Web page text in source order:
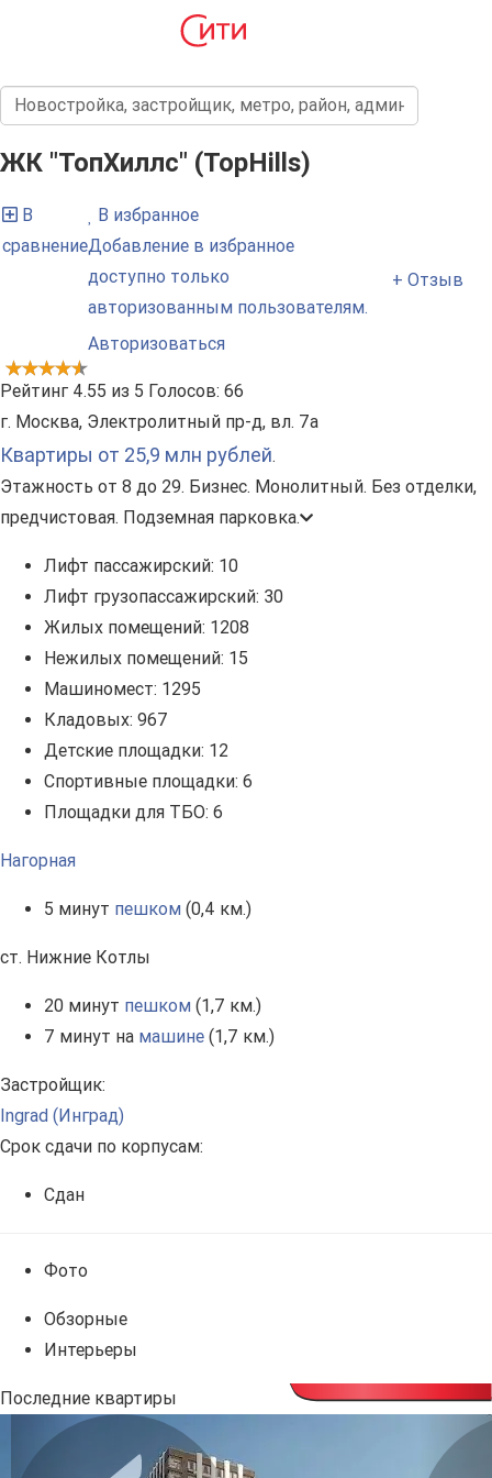
ЖК "ТопХиллс" (TopHills)
В
сравнение
В избранное
Добавление в избранное
доступно только
авторизованным пользователям.
Авторизоваться
+ Отзыв
Рейтинг 4.55 из 5 Голосов: 66
г. Москва, Электролитный пр-д, вл. 7а
Квартиры от 25,9 млн рублей.
Этажность от 8 до 29. Бизнес. Монолитный. Без отделки,
предчистовая. Подземная парковка.
Лифт пассажирский: 10
Лифт грузопассажирский: 30
Жилых помещений: 1208
Нежилых помещений: 15
Машиномест: 1295
Кладовых: 967
Детские площадки: 12
Спортивные площадки: 6
Площадки для ТБО: 6
Нагорная
5 минут пешком (0,4 км.)
ст. Нижние Котлы
20 минут пешком (1,7 км.)
7 минут на машине (1,7 км.)
Застройщик:
Ingrad (Инград)
Срок сдачи по корпусам:
Сдан
Фото
Обзорные
Интерьеры
Последние квартиры